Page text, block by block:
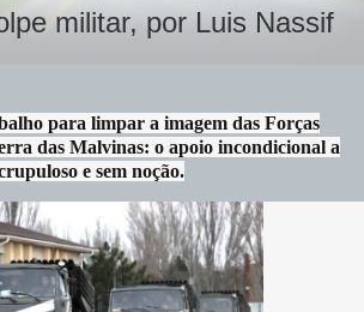
militar, por Luis Nassif
para limpar a imagem das Forças
das Malvinas: o apoio incondicional a
e sem noção.